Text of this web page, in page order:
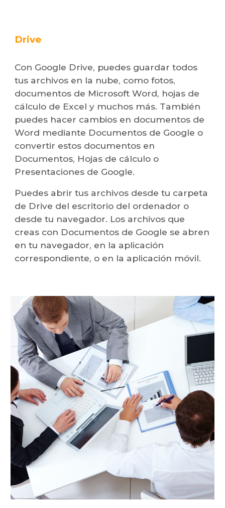
Drive
Con Google Drive, puedes guardar todos
tus archivos en la nube, como fotos,
documentos de Microsoft Word, hojas de
cálculo de Excel y muchos más. También
puedes hacer cambios en documentos de
Word mediante Documentos de Google o
convertir estos documentos en
Documentos, Hojas de cálculo o
Presentaciones de Google.
Puedes abrir tus archivos desde tu carpeta
de Drive del escritorio del ordenador o
desde tu navegador. Los archivos que
creas con Documentos de Google se abren
en tu navegador, en la aplicación
correspondiente, o en la aplicación móvil.